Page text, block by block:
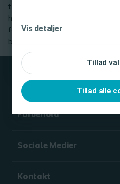
Tillad
Tillad alle
Vis detaljerJeg er
tilsigtet brug. For detaljerede
herunder brugsanvisninger,
forholdsregler og advarsler,
brugsanvisning (IFU) før brug.
Forbehold
Sociale Medier
Kontakt